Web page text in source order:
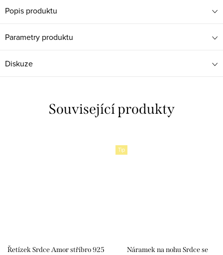
Popis produktu
Parametry produktu
Diskuze
Související produkty
Řetízek Srdce Amor stříbro 925
Tip
Náramek na nohu Srdce se